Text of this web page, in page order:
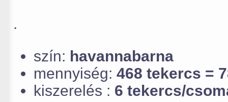
.
szín: havannabarna
mennyiség: 468 tekercs =
kiszerelés : 6 tekercs/